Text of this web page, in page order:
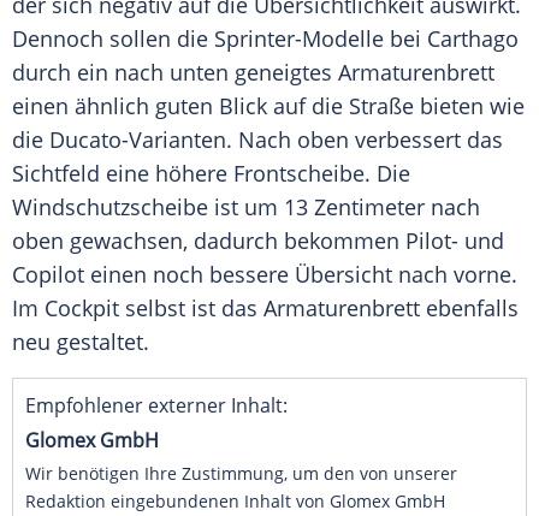
Dennoch sollen die Sprinter-Modelle bei Carthago
durch ein nach unten geneigtes Armaturenbrett
einen ähnlich guten Blick auf die Straße bieten wie
die Ducato-Varianten. Nach oben verbessert das
Sichtfeld eine höhere Frontscheibe. Die
Windschutzscheibe ist um 13 Zentimeter nach
oben gewachsen, dadurch bekommen Pilot- und
Copilot einen noch bessere Übersicht nach vorne.
Im Cockpit selbst ist das Armaturenbrett ebenfalls
neu gestaltet.
Empfohlener externer Inhalt:
Glomex GmbH
Wir benötigen Ihre Zustimmung, um den von unserer
Redaktion eingebundenen Inhalt von Glomex GmbH